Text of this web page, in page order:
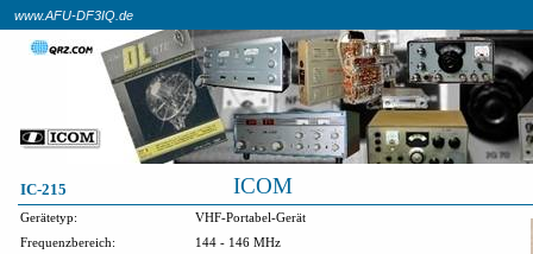
IC-215 ICOM
www.AFU-DF3IQ.de
Gerätetyp:
VHF-Portabel-Gerät
Frequenzbereich:
144 - 146 MHz